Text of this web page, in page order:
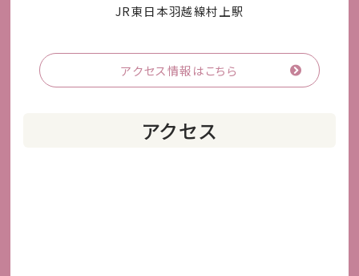
JR東日本羽越線村上駅
アクセス情報はこちら
アクセス